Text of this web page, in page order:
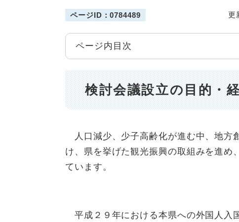
ページID：0784489 更
ページ内目次
検討会議設立の目的・
人口減少、少子高齢化が進む中、地方
け、県を挙げた観光振興の取組みを進め
ています。
平成２９年における本県への外国人入